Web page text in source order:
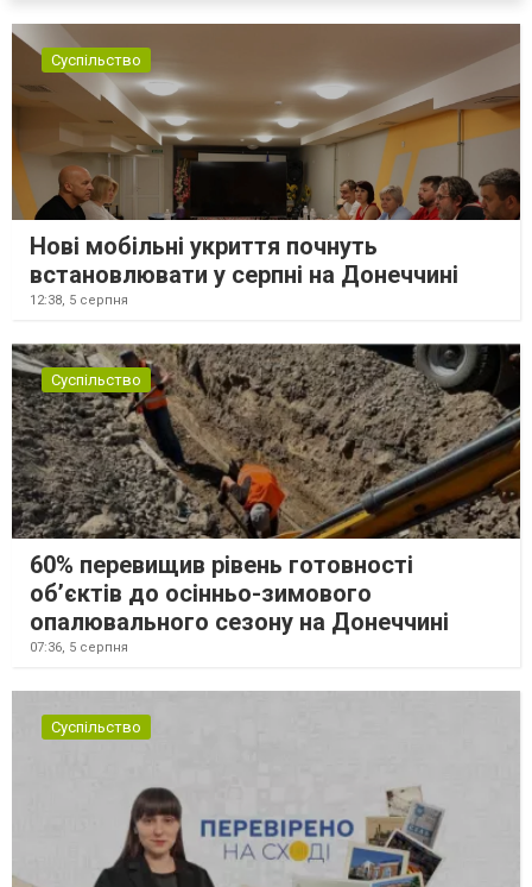
Суспільство
Нові мобільні укриття почнуть
встановлювати у серпні на Донеччині
12:38, 5 серпня
Суспільство
60% перевищив рівень готовності
об’єктів до осінньо-зимового
опалювального сезону на Донеччині
07:36, 5 серпня
Суспільство